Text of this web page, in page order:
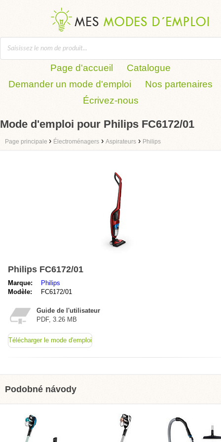
Page d'accueil
Catalogue
Demander un mode d'emploi
Nos partenaires
Écrivez-nous
Mode d'emploi pour Philips FC6172/01
Page principale › Électroménagers › Aspirateurs › Philips
Philips FC6172/01
Marque:
Philips
Modèle:
FC6172/01
Guide de l'utilisateur
PDF, 3.26 MB
Télécharger le mode d'emploi
Podobné návody